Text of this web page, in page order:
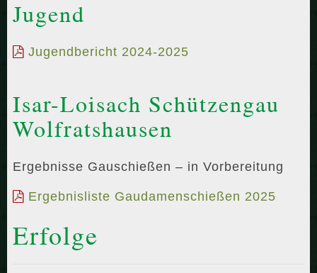
Jugend
Jugendbericht 2024-2025
Isar-Loisach Schützengau
Wolfratshausen
Ergebnisse Gauschießen – in Vorbereitung
Ergebnisliste Gaudamenschießen 2025
Erfolge